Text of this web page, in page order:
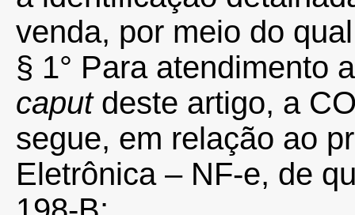
venda, por meio do
§ 1° Para atendimento
caputdeste artigo, a
segue, em relação ao
Eletrônica – NF-e, de